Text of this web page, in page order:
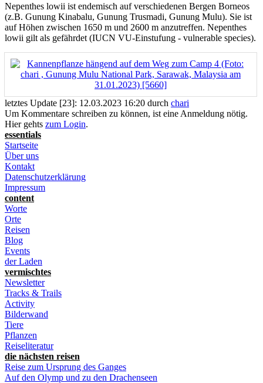
Nepenthes lowii ist endemisch auf verschiedenen Bergen Borneos
(z.B. Gunung Kinabalu, Gunung Trusmadi, Gunung Mulu). Sie ist
auf Höhen zwischen 1650 m und 2600 m anzutreffen. Nepenthes
lowii gilt als gefährdet (IUCN VU-Einstufung - vulnerable species).
letztes Update [23]: 12.03.2023 16:20 durch chari
Um Kommentare schreiben zu können, ist eine Anmeldung nötig.
Hier gehts zum Login.
essentials
Startseite
Über uns
Kontakt
Datenschutzerklärung
Impressum
content
Worte
Orte
Reisen
Blog
Events
der Laden
vermischtes
Newsletter
Tracks & Trails
Activity
Bilderwand
Tiere
Pflanzen
Reiseliteratur
die nächsten reisen
Reise zum Ursprung des Ganges
Auf den Olymp und zu den Drachenseen